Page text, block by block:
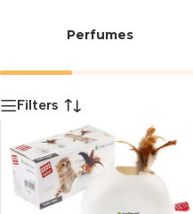
Perfumes
Filters